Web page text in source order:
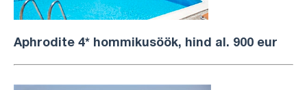
Aphrodite 4* hommikusöök, hind al. 900 eur